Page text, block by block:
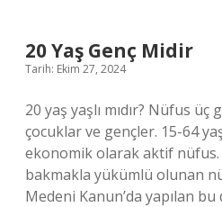
20 Yaş Genç Midir
Tarih: Ekim 27, 2024
20 yaş yaşlı mıdır? Nüfus üç
çocuklar ve gençler. 15-64
ekonomik olarak aktif nüfus.
bakmakla yükümlü olunan
Medeni Kanun’da yapılan